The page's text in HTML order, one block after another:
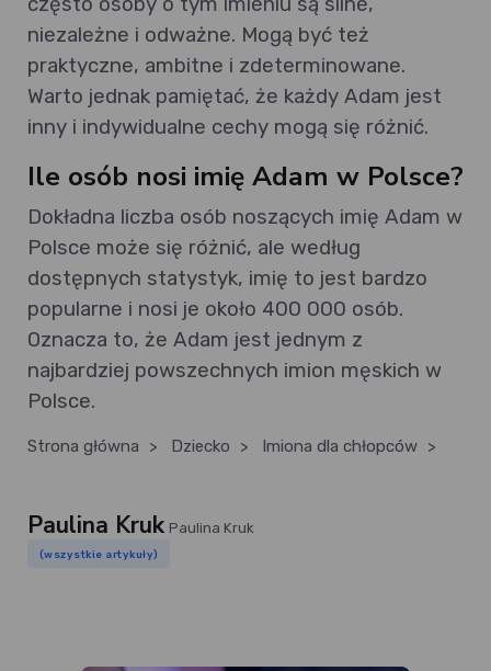
niezależne i odważne. Mogą być też
praktyczne, ambitne i zdeterminowane.
Warto jednak pamiętać, że każdy Adam jest
inny i indywidualne cechy mogą się różnić.
Ile osób nosi imię Adam w Polsce?
Dokładna liczba osób noszących imię Adam w
Polsce może się różnić, ale według
dostępnych statystyk, imię to jest bardzo
popularne i nosi je około 400 000 osób.
Oznacza to, że Adam jest jednym z
najbardziej powszechnych imion męskich w
Polsce.
Strona główna > Dziecko > Imiona dla chłopców >
Paulina Kruk Paulina Kruk
(wszystkie artykuły)